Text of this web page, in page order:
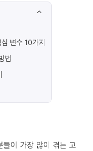
변수 10가지
법
들이 가장 많이 겪는 고